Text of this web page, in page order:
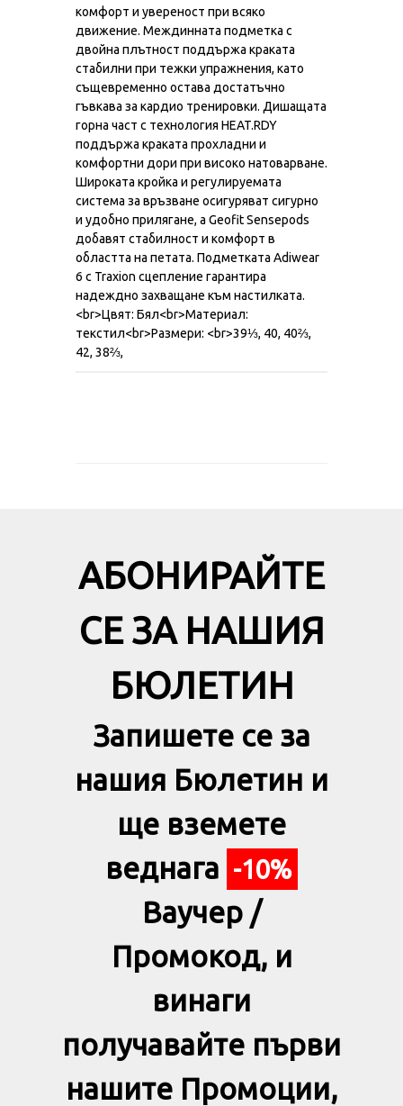
комфорт и увереност при всяко
движение. Междинната подметка с
двойна плътност поддържа краката
стабилни при тежки упражнения, като
същевременно остава достатъчно
гъвкава за кардио тренировки. Дишащата
горна част с технология HEAT.RDY
поддържа краката прохладни и
комфортни дори при високо натоварване.
Широката кройка и регулируемата
система за връзване осигуряват сигурно
и удобно прилягане, а Geofit Sensepods
добавят стабилност и комфорт в
областта на петата. Подметката Adiwear
6 с Traxion сцепление гарантира
надеждно захващане към настилката.
<br>Цвят: Бял<br>Материал:
текстил<br>Размери: <br>39⅓, 40, 40⅔,
42, 38⅔,
АБОНИРАЙТЕ
СЕ ЗА НАШИЯ
БЮЛЕТИН
Запишете се за
нашия Бюлетин и
ще вземете
веднага -10%
Ваучер /
Промокод, и
винаги
получавайте първи
нашите Промоции,